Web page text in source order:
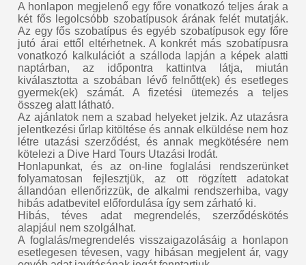
A honlapon megjelenő egy főre vonatkozó teljes árak a
két fős legolcsóbb szobatípusok árának felét mutatják.
Az egy fős szobatípus és egyéb szobatípusok egy főre
jutó árai ettől eltérhetnek. A konkrét más szobatípusra
vonatkozó kalkulációt a szálloda lapján a képek alatti
naptárban, az időpontra kattintva látja, miután
kiválasztotta a szobában lévő felnőtt(ek) és esetleges
gyermek(ek) számát. A fizetési ütemezés a teljes
összeg alatt látható.
Az ajánlatok nem a szabad helyeket jelzik. Az utazásra
jelentkezési űrlap kitöltése és annak elküldése nem hoz
létre utazási szerződést, és annak megkötésére nem
kötelezi a Dive Hard Tours Utazási Irodát.
Honlapunkat, és az on-line foglalási rendszerünket
folyamatosan fejlesztjük, az ott rögzített adatokat
állandóan ellenőrizzük, de alkalmi rendszerhiba, vagy
hibás adatbevitel előfordulása így sem zárható ki.
Hibás, téves adat megrendelés, szerződéskötés
alapjául nem szolgálhat.
A foglalás/megrendelés visszaigazolásáig a honlapon
esetlegesen tévesen, vagy hibásan megjelent ár, vagy